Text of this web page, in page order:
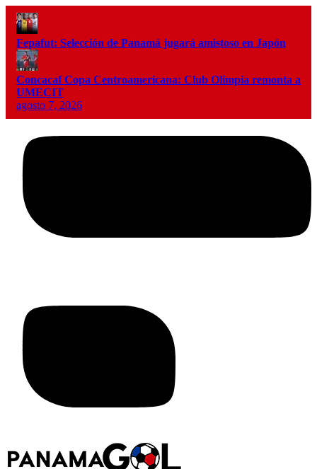
Fepafut: Selección de Panamá jugará amistoso en Japón
Concacaf Copa Centroamericana: Club Olimpia remonta a
UMECIT
agosto 7, 2026